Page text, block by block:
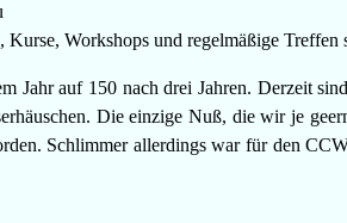
Workshops und regelmäßige Treffen
Jahr auf 150 nach drei Jahren. Derzeit
Die einzige Nuß, die wir je
Schlimmer allerdings war für den